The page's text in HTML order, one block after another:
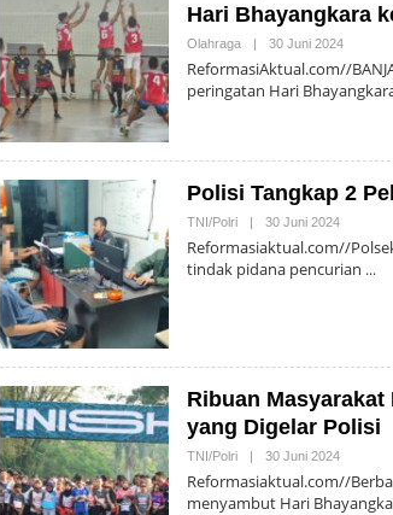
Hari Bhayangkara
Olahraga | 30 Juni 2024Oleh
ReformasiAktual.com//
peringatan Hari
Polisi Tangkap 2
TNI/Polri | 30 Juni 2024Oleh
Reformasiaktual.com//
tindak pidana pencurian
Ribuan
yang Digelar Polisi
TNI/Polri | 30 Juni 2024Oleh
Reformasiaktual.com//
menyambut Hari